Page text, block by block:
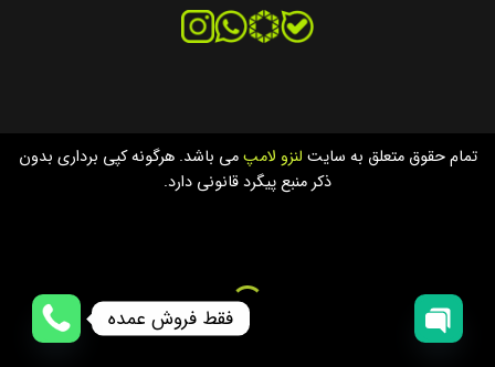
تمام حقوق متعلق به سایت لنزو لامپمی باشد. هرگونه کپی برداری بدون
ذکر منبع پیگرد قانونی دارد.
فقط فروش عمده